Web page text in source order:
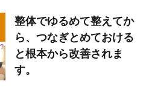
整体でゆるめて整えてか
ら、つなぎとめておける
と根本から改善されま
す。